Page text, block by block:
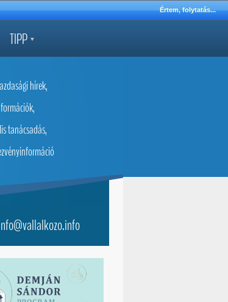
Értem, folytatás...
TIPP
hírek,
tanácsadás,